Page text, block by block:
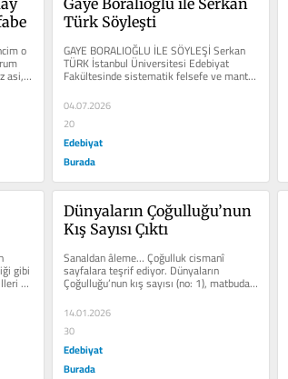
o
asi,
Türk Söyleşti
GAYE BORALIOĞLU İLE SÖYLEŞİ Serkan
TÜRK İstanbul Üniversitesi Edebiyat
Fakültesinde sistematik felsefe ve mantık
04.07.2026
20
Edebiyat
Burada
gibi
Dünyaların Çoğulluğu’nun
Kış Sayısı Çıktı
Sanaldan âleme… Çoğulluk cismanî
sayfalara teşrif ediyor. Dünyaların
Çoğulluğu’nun kış sayısı (no: 1), matbudaki
ilk sayısıyla...
14.01.2026
30
Edebiyat
Burada